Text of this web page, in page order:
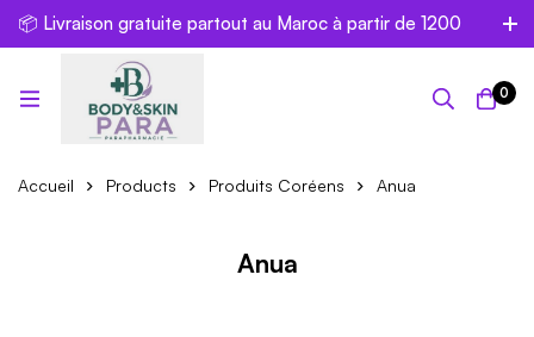
📦 Livraison gratuite partout au Maroc à partir de 1200
dh
0
Accueil Products Produits Coréens Anua
Anua